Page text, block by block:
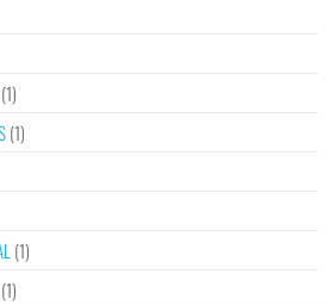
(1)
(1)
(1)
(1)